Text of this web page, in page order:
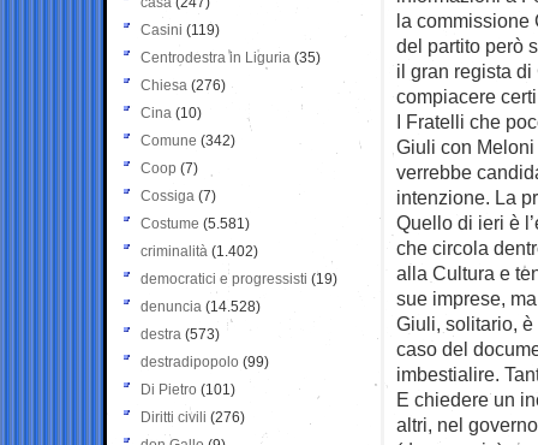
la commissione
del partito però
il gran regista
compiacere
I Fratelli che
Giuli con
verrebbe
intenzione. La
Quello di ieri è
che circola
alla Cultura e
sue imprese,
Giuli, solitario,
caso del
imbestialire.
E chiedere un
altri, nel
Casini (119)
Centrodestra in Liguria (35)
Chiesa (276)
Cina (10)
Comune (342)
Coop (7)
Cossiga (7)
Costume (5.581)
criminalità (1.402)
democratici e progressisti (19)
denuncia (14.528)
destra (573)
destradipopolo (99)
Di Pietro (101)
Diritti civili (276)